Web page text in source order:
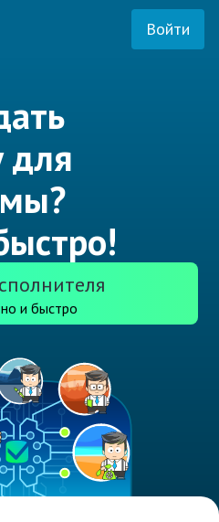
Войти
для
и быстро